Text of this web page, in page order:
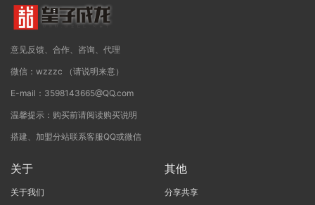
意见反馈、合作、咨询、代理
微信：wzzzc （请说明来意）
E-mail：3598143665@QQ.com
温馨提示：购买前请阅读购买说明
搭建、加盟分站联系客服QQ或微信
关于
关于我们
其他
分享共享